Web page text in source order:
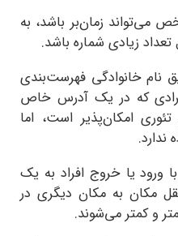
زمان‌بر باشد، به
شماره باشد.
فهرست‌بندی
که در یک آدرس خاص
است، اما
خروج افراد به یک
به مکان دیگری در
می‌شوند.